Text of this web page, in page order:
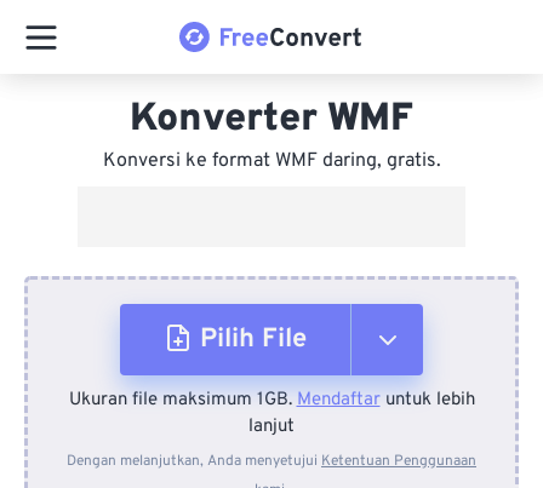
Konverter WMF
Konversi ke format WMF daring, gratis.
Pilih File
Dari Perangkat
Ukuran file maksimum 1GB.Mendaftaruntuk lebih
lanjut
Dengan melanjutkan, Anda menyetujui Ketentuan Penggunaan